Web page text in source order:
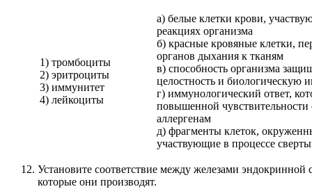
1) тромбоциты
2) эритроциты
3) иммунитет
4) лейкоциты
а) белые клетки крови,
реакциях организма
б) красные кровяные клетки,
органов дыхания к тканям
в) способность организма
целостность и биологическую
г) иммунологический ответ,
повышенной чувствительности
аллергенам
д) фрагменты клеток,
участвующие в процессе
Установите соответствие между железами
которые они производят.